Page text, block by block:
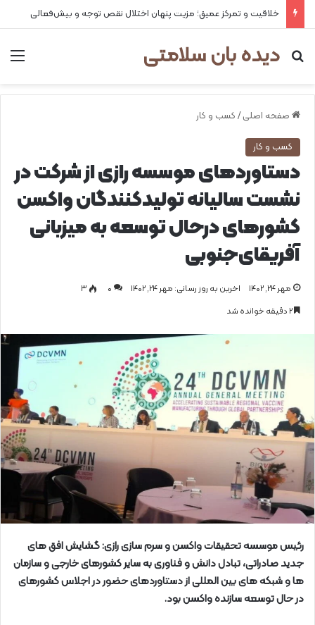
خلاقیت و تمرکز عمیق؛ مزیت پنهان اختلال نقص توجه و بیش‌فعالی
دیده بان سلامتی
جستجو برای
صفحه اصلی / کسب و کار
کسب و کار
دستاوردهای موسسه رازی از شرکت در
نشست سالیانه تولیدکنندگان واکسن
کشورهای درحال توسعه به میزبانی
آفریقای‌جنوبی
مهر ۲۴, ۱۴۰۲ اخرین به روز رسانی: مهر ۲۴, ۱۴۰۲ 0
۳
رئیس موسسه تحقیقات واکسن و سرم سازی رازی: گشایش افق های
جدید صادراتی، تبادل دانش و فناوری به سایر کشورهای خارجی و سازمان
ها و شبکه های بین المللی از دستاوردهای حضور در اجلاس کشورهای
در حال توسعه سازنده واکسن بود.